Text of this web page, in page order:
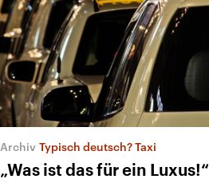
Typisch deutsch? Taxi
„Was ist das für ein Luxus!“